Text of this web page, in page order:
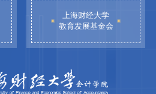
上海财经大学
教育发展基金会